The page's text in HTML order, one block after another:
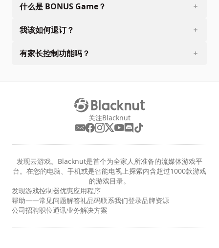
什么是 BONUS Game？
我该如何退订？
有家长控制功能吗？
关注Blacknut
发现云游戏。Blacknut是首个为全家人所准备的流媒体游戏平
台。在您的电脑、手机或是智能电视上探索内含超过1000款游戏
的游戏目录。
发现游戏控制器优惠应用程序
帮助——常见问题解答礼品码联系我们登录品牌资源
公司招聘职位通讯业务解决方案